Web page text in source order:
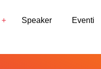
Speaker Eventi